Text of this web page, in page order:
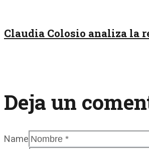
Claudia Colosio analiza la
Deja un
Name